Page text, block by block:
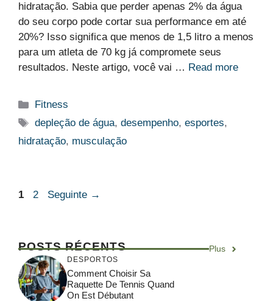
hidratação. Sabia que perder apenas 2% da água
do seu corpo pode cortar sua performance em até
20%? Isso significa que menos de 1,5 litro a menos
para um atleta de 70 kg já compromete seus
resultados. Neste artigo, você vai … Read more
Categorias
Fitness
Etiquetas
depleção de água,desempenho,esportes,
hidratação, musculação
Página
1 Página
2 Seguinte →
POSTS RÉCENTS Plus
DESPORTOS
Comment Choisir Sa
Raquette De Tennis Quand
On Est Débutant